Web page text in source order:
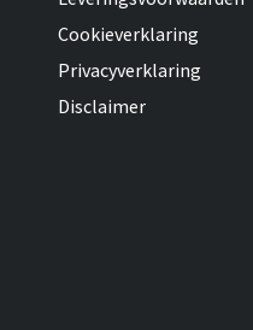
Cookieverklaring
Privacyverklaring
Disclaimer